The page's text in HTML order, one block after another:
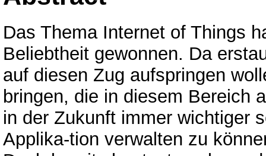
Das Thema Internet of Things
Beliebtheit gewonnen. Da
auf diesen Zug aufspringen
bringen, die in diesem Bereich
in der Zukunft immer wichtiger
Applika-tion verwalten zu